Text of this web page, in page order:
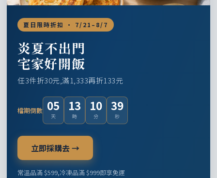
夏日限時折扣 · 7/21–8/7
炎夏不出門
宅家好開飯
任3件折30元,滿1,333再折133元
檔期倒數 05
天
13
時
10
分
38
秒
立即採購去 →
常溫品滿 $599,冷凍品滿 $999即享免運